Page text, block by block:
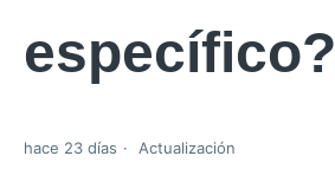
específico?
hace 23 días Actualización